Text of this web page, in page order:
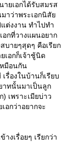
ายเอกได้รับสมรส
มาว่าพระเอกนิสั
ต่งงาน ทำไปทำ
อกที่วางแผนอยาก
บายๆสุดๆ คือเรียก
เอกก็เจ้าชู้นิด
หมือนกัน
รื่องในบ้านก็เรียบ
าทนั้นมาเป็นลูก
เพราะเมียบ่าว
อกว่าอยากจะ
งเรื่อยๆ เรียกว่า